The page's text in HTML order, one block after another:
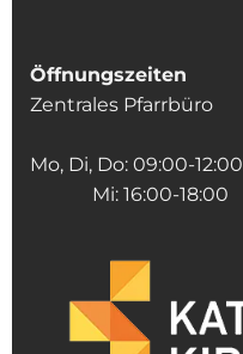
Öffnungszeiten
Zentrales Pfarrbüro
Mo, Di, Do: 09:00-12:00
Mi: 16:00-18:00